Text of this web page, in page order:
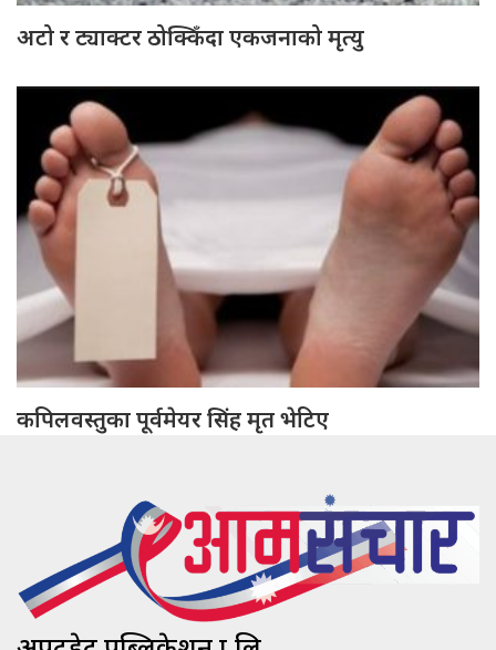
अटो र ट्याक्टर ठोक्किँदा एकजनाको मृत्यु
कपिलवस्तुका पूर्वमेयर सिंह मृत भेटिए